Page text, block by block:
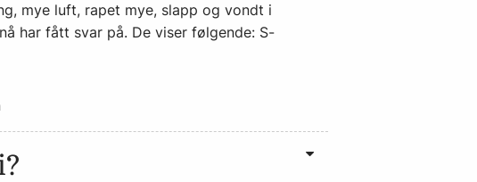
mye luft, rapet mye, slapp og vondt i
har fått svar på. De viser følgende: S-